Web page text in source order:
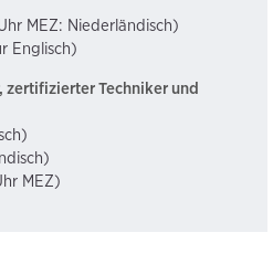
MEZ: Niederländisch)
Englisch)
Techniker und
MEZ)